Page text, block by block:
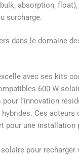
absorption,
surcharge.
dans le domaine
avec ses kits
600 W
l’innovation
hybrides. Ces acteurs
pour une installation
solaire pour